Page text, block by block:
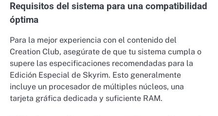
Requisitos del sistema para una compatibilidad
óptima
Para la mejor experiencia con el contenido del
Creation Club, asegúrate de que tu sistema cumpla o
supere las especificaciones recomendadas para la
Edición Especial de Skyrim. Esto generalmente
incluye un procesador de múltiples núcleos, una
tarjeta gráfica dedicada y suficiente RAM.